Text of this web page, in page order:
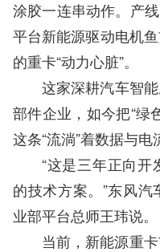
涂胶一连串动作。产
平台新能源驱动电机
的重卡“动力心脏”。
这家深耕汽车智
部件企业，如今把“绿
这条“流淌”着数据与电
“这是三年正向
的技术方案。”东风
业部平台总师王玮说。
当前，新能源重